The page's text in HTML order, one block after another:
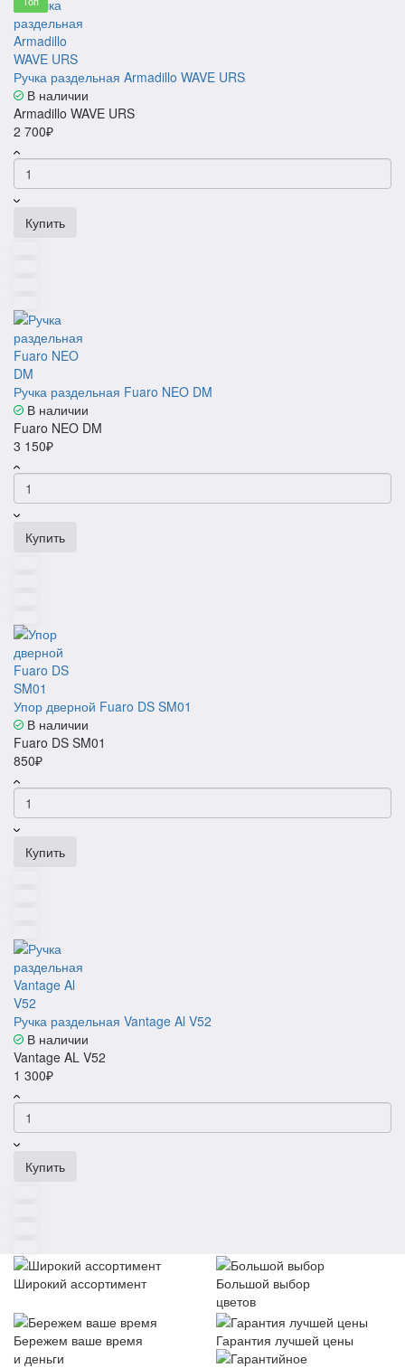
Ручка раздельная Armadillo WAVE URS
В наличии
Armadillo WAVE URS
2 700₽
Купить
Ручка раздельная Fuaro NEO DM
В наличии
Fuaro NEO DM
3 150₽
Купить
Упор дверной Fuaro DS SM01
В наличии
Fuaro DS SM01
850₽
Купить
Ручка раздельная Vantage Al V52
В наличии
Vantage AL V52
1 300₽
Купить
Широкий ассортимент
Большой выбор
цветов
Бережем ваше время
и деньги
Гарантия лучшей цены